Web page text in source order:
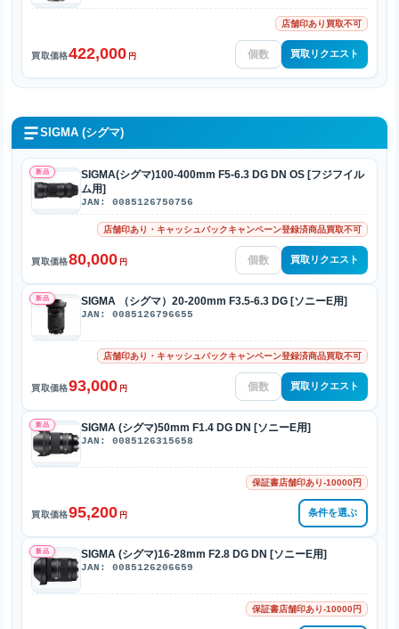
店舗印あり買取不可
買取価格422,000 円 買取リクエスト
SIGMA (シグマ)
新品
SIGMA(シグマ)100-400mm F5-6.3 DG DN OS [フジフイル
ム用]
JAN: 0085126750756
店舗印あり・キャッシュバックキャンペーン登録済商品買取不可
買取価格80,000 円 買取リクエスト
新品 SIGMA （シグマ）20-200mm F3.5-6.3 DG [ソニーE用]
JAN: 0085126796655
店舗印あり・キャッシュバックキャンペーン登録済商品買取不可
買取価格93,000 円 買取リクエスト
新品 SIGMA (シグマ)50mm F1.4 DG DN [ソニーE用]
JAN: 0085126315658
保証書店舗印あり-10000円
買取価格95,200 円 条件を選ぶ
新品 SIGMA (シグマ)16-28mm F2.8 DG DN [ソニーE用]
JAN: 0085126206659
保証書店舗印あり-10000円